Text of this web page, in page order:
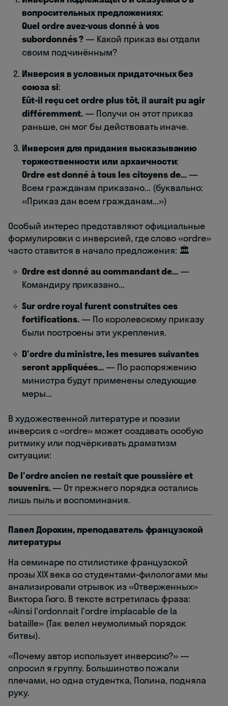
вопросительных предложениях:
Quel ordre avez-vous donné à vos
subordonnés ? — Какой приказ вы отдали
своим подчинённым?
Инверсия в условных придаточных без
союза si:
Eût-il reçu cet ordre plus tôt, il aurait pu agir
différemment. — Получи он этот приказ
раньше, он мог бы действовать иначе.
Инверсия для придания высказыванию
торжественности или архаичности:
Ordre est donné à tous les citoyens de...—
Всем гражданам приказано... (буквально:
«Приказ дан всем гражданам...»)
Особый интерес представляют официальные
формулировки с инверсией, где слово «ordre»
часто ставится в начало предложения: 🏛️
Ordre est donné au commandant de... —
Командиру приказано...
Sur ordre royal furent construites ces
fortifications. — По королевскому приказу
были построены эти укрепления.
D'ordre du ministre, les mesures suivantes
seront appliquées... — По распоряжению
министра будут применены следующие
меры...
В художественной литературе и поэзии
инверсия с «ordre» может создавать особую
ритмику или подчёркивать драматизм
ситуации:
De l'ordre ancien ne restait que poussière et
souvenirs.— От прежнего порядка остались
лишь пыль и воспоминания.
Павел Дорохин, преподаватель французской
литературы
На семинаре по стилистике французской
прозы XIX века со студентами-филологами мы
анализировали отрывок из «Отверженных»
Виктора Гюго. В тексте встретилась фраза:
«Ainsi l'ordonnait l'ordre implacable de la
bataille» (Так велел неумолимый порядок
битвы).
«Почему автор использует инверсию?» —
спросил я группу. Большинство пожали
плечами, но одна студентка, Полина, подняла
руку.